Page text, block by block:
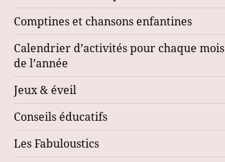
Comptines et chansons enfantines
Calendrier d’activités pour chaque mois
de l’année
Jeux & éveil
Conseils éducatifs
Les Fabuloustics